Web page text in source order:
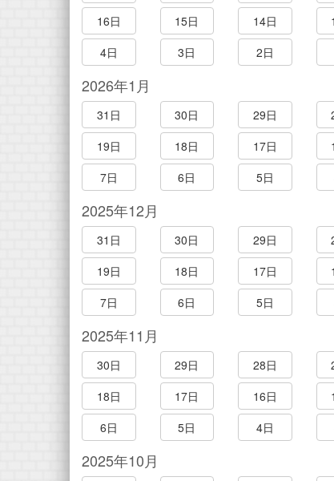
16日
15日 14日
4日
3日 2日
2026年1月
31日 30日 29日
19日
18日 17日
7日
6日 5日
2025年12月
31日 30日 29日
19日
18日 17日
7日
6日 5日
2025年11月
30日 29日 28日
18日
17日 16日
6日
5日 4日
2025年10月